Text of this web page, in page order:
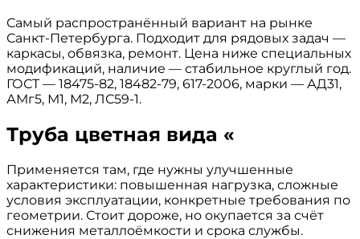
Самый распространённый вариант на рынке
Санкт-Петербурга. Подходит для рядовых задач —
каркасы, обвязка, ремонт. Цена ниже специальных
модификаций, наличие — стабильное круглый год.
ГОСТ — 18475-82, 18482-79, 617-2006, марки — АД31,
АМг5, М1, М2, ЛС59-1.
Труба цветная вида «
Применяется там, где нужны улучшенные
характеристики: повышенная нагрузка, сложные
условия эксплуатации, конкретные требования по
геометрии. Стоит дороже, но окупается за счёт
снижения металлоёмкости и срока службы.